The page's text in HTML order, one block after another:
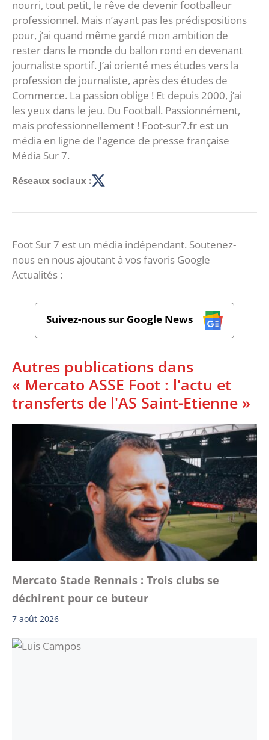
nourri, tout petit, le rêve de devenir footballeur
professionnel. Mais n’ayant pas les prédispositions
pour, j’ai quand même gardé mon ambition de
rester dans le monde du ballon rond en devenant
journaliste sportif. J’ai orienté mes études vers la
profession de journaliste, après des études de
Commerce. La passion oblige ! Et depuis 2000, j’ai
les yeux dans le jeu. Du Football. Passionnément,
mais professionnellement ! Foot-sur7.fr est un
média en ligne de l'agence de presse française
Média Sur 7.
Réseaux sociaux :
Foot Sur 7 est un média indépendant. Soutenez-
nous en nous ajoutant à vos favoris Google
Actualités :
Suivez-nous sur Google News
Autres publications dans
« Mercato ASSE Foot : l'actu et
transferts de l'AS Saint-Etienne »
Mercato Stade Rennais : Trois clubs se
déchirent pour ce buteur
7 août 2026